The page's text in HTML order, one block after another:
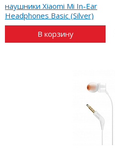
наушники Xiaomi Mi In-Ear
Headphones Basic (Silver)
В корзину